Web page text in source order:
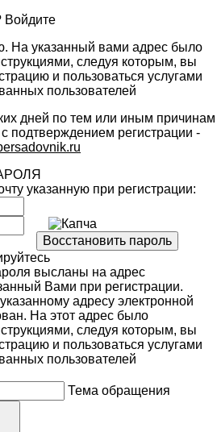
Войдите
На указанный вами адрес было
следуя которым, вы
и пользоваться услугами
пользователей
дней по тем или иным причинам
подтверждением регистрации -
указанную при регистрации:
высланы на адрес
Вами при регистрации.
адресу электронной
На этот адрес было
следуя которым, вы
и пользоваться услугами
пользователей
Тема обращения